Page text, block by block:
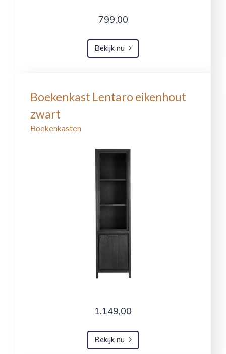
799,00
Bekijk nu
Boekenkast Lentaro eikenhout
zwart
Boekenkasten
1.149,00
Bekijk nu